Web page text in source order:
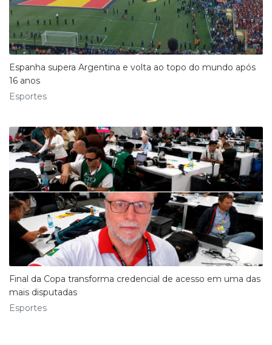
Espanha supera Argentina e volta ao topo do mundo após
16 anos
Esportes
Final da Copa transforma credencial de acesso em uma das
mais disputadas
Esportes